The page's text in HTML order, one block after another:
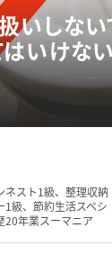
いしない
はいけ
ネスト1級、整理収納
1級、節約生活スペシ
20年業スーマニア